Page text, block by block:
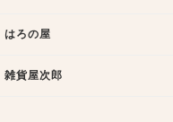
はろの屋
雑貨屋次郎